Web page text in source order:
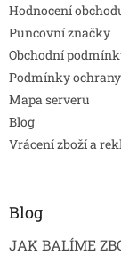
Hodnocení
Puncovní značky
Obchodní
Podmínky
Mapa serveru
Blog
Vrácení zboží a
Blog
JAK BALÍME